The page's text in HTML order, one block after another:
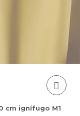
cm ignífugo M1